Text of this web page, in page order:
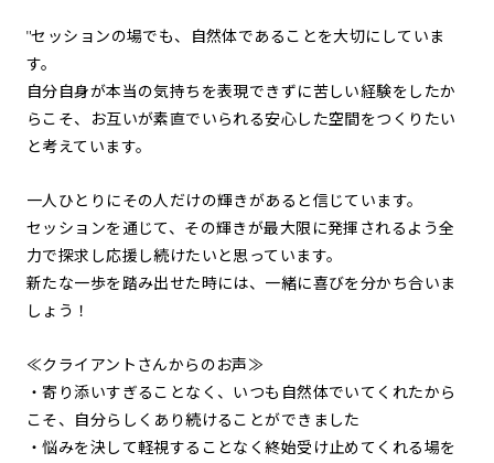
"セッションの場でも、自然体であることを大切にしていま
す。
自分自身が本当の気持ちを表現できずに苦しい経験をしたか
らこそ、お互いが素直でいられる安心した空間をつくりたい
と考えています。
一人ひとりにその人だけの輝きがあると信じています。
セッションを通じて、その輝きが最大限に発揮されるよう全
力で探求し応援し続けたいと思っています。
新たな一歩を踏み出せた時には、一緒に喜びを分かち合いま
しょう！
≪クライアントさんからのお声≫
・寄り添いすぎることなく、いつも自然体でいてくれたから
こそ、自分らしくあり続けることができました
・悩みを決して軽視することなく終始受け止めてくれる場を